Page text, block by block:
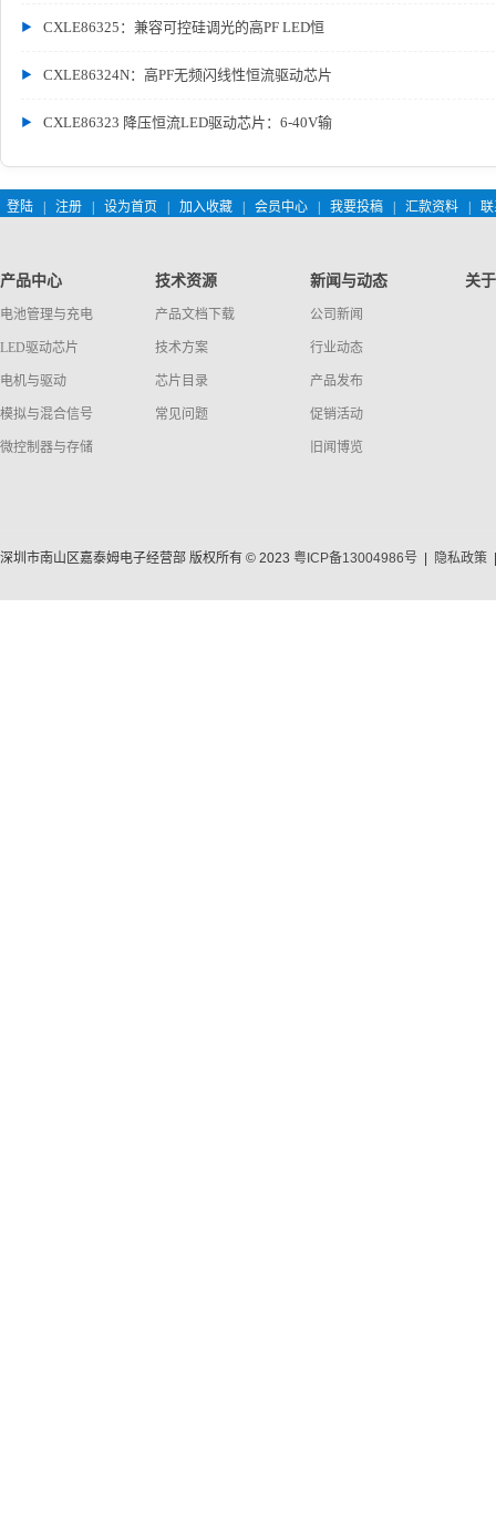
CXLE86325：兼容可控硅调光的高PF LED恒
CXLE86324N：高PF无频闪线性恒流驱动芯片
CXLE86323 降压恒流LED驱动芯片：6-40V输
登陆 注册 设为首页 加入收藏 会员中心 我要投稿 汇款资料
产品中心
电池管理与充电
LED驱动芯片
电机与驱动
模拟与混合信号
微控制器与存储
技术资源
产品文档下载
技术方案
芯片目录
常见问题
新闻与动态
公司新闻
行业动态
产品发布
促销活动
旧闻博览
关
深圳市南山区嘉泰姆电子经营部 版权所有 © 2023 粤ICP备13004986号 隐私政策